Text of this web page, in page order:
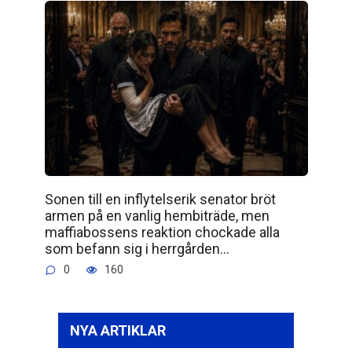
Sonen till en inflytelserik senator bröt
armen på en vanlig hembiträde, men
maffiabossens reaktion chockade alla
som befann sig i herrgården…
0 160
NYA ARTIKLAR